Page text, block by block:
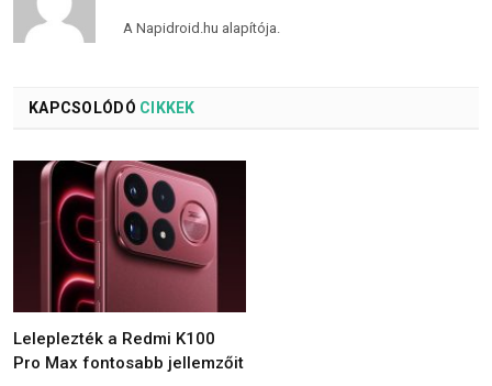
A Napidroid.hu alapítója.
KAPCSOLÓDÓ CIKKEK
Leleplezték a Redmi K100
Pro Max fontosabb jellemzőit